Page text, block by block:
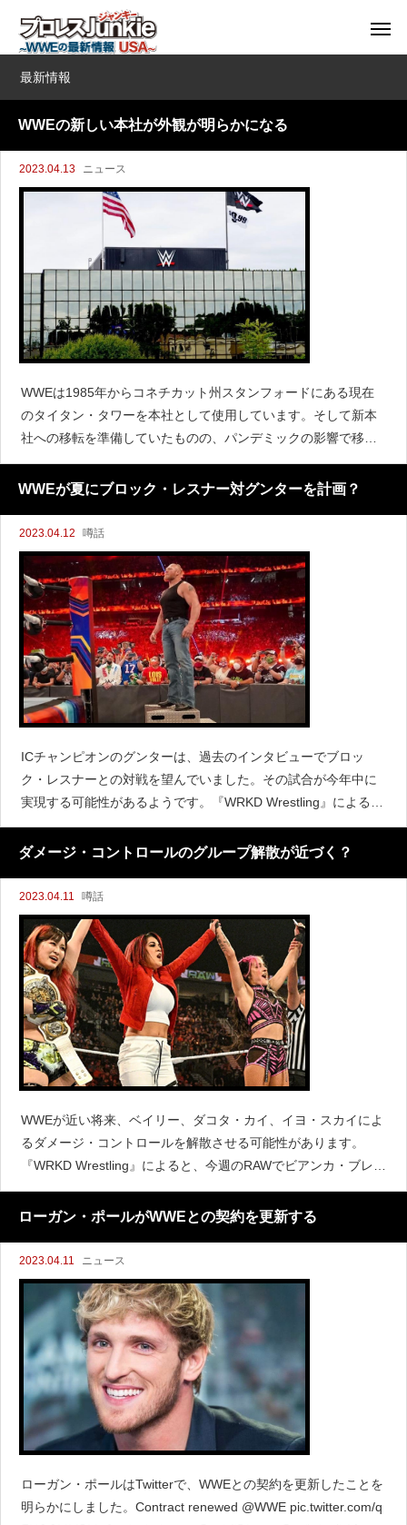
最新情報
WWEの新しい本社が外観が明らかになる
2023.04.13 ニュース
WWEは1985年からコネチカット州スタンフォードにある現在
のタイタン・タワーを本社として使用しています。そして新本
社への移転を準備していたものの、パンデミックの影響で移転
が遅れており、ようやく実現することになります。WWEのトレ
ーナーであるマイケル・モンテフォルテは、自身のInst
WWEが夏にブロック・レスナー対グンターを計画？
2023.04.12 噂話
ICチャンピオンのグンターは、過去のインタビューでブロッ
ク・レスナーとの対戦を望んでいました。その試合が今年中に
実現する可能性があるようです。『WRKD Wrestling』による
と、WWEのバックステージでレスナーとグンターが今夏に対戦
する可能性が浮上していると伝えています
ダメージ・コントロールのグループ解散が近づく？
2023.04.11 噂話
WWEが近い将来、ベイリー、ダコタ・カイ、イヨ・スカイによ
るダメージ・コントロールを解散させる可能性があります。
『WRKD Wrestling』によると、今週のRAWでビアンカ・ブレア
対イヨ・スカイのノンタイトル戦が予定されているとしてお
り、ダメージ・コントロールに亀裂が入り始めるのも遠くは
ローガン・ポールがWWEとの契約を更新する
2023.04.11 ニュース
ローガン・ポールはTwitterで、WWEとの契約を更新したことを
明らかにしました。Contract renewed @WWE pic.twitter.com/q